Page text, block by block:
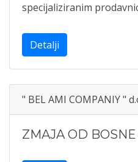
specijaliziranim
Detalji
" BEL AMI COMPANIY "
ZMAJA OD BOSNE